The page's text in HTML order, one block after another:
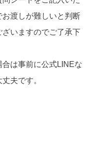
渡しが難しいと判断
いますのでご了承下
は事前に公式LINEな
夫です。